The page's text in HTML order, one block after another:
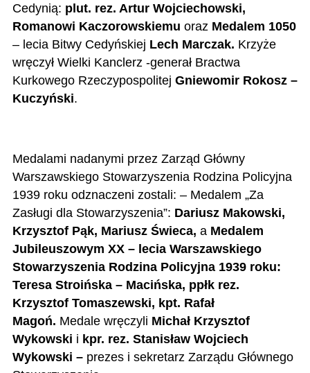
Cedynią: plut. rez. Artur Wojciechowski,
Romanowi Kaczorowskiemu oraz Medalem 1050
– lecia Bitwy Cedyńskiej Lech Marczak. Krzyże
wręczył Wielki Kanclerz -generał Bractwa
Kurkowego Rzeczypospolitej Gniewomir Rokosz –
Kuczyński.
Medalami nadanymi przez Zarząd Główny
Warszawskiego Stowarzyszenia Rodzina Policyjna
1939 roku odznaczeni zostali: – Medalem „Za
Zasługi dla Stowarzyszenia”: Dariusz Makowski,
Krzysztof Pąk, Mariusz Świeca, aMedalem
Jubileuszowym XX – lecia Warszawskiego
Stowarzyszenia Rodzina Policyjna 1939 roku:
Teresa Stroińska – Macińska, ppłk rez.
Krzysztof Tomaszewski, kpt. Rafał
Magoń. Medale wręczyli Michał Krzysztof
Wykowski i kpr. rez. Stanisław Wojciech
Wykowski – prezes i sekretarz Zarządu Głównego